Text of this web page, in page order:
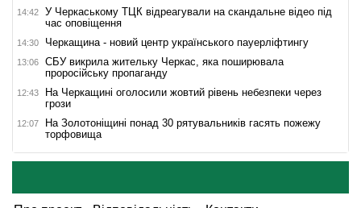
14:42
У Черкаському ТЦК відреагували на скандальне відео під
час оповіщення
14:30 Черкащина - новий центр українського пауерліфтингу
13:06
СБУ викрила жительку Черкас, яка поширювала
проросійську пропаганду
12:43
На Черкащині оголосили жовтий рівень небезпеки через
грози
12:07
На Золотоніщині понад 30 рятувальників гасять пожежу
торфовища